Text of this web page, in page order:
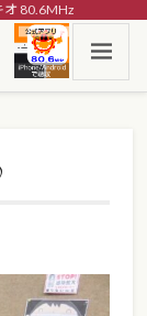
オ 80.6MHz